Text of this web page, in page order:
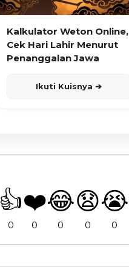
Kalkulator Weton Online,
Cek Hari Lahir Menurut
Penanggalan Jawa
Ikuti Kuisnya ➔
👍
0
❤️
0
😂
0
😧
0
😭
0